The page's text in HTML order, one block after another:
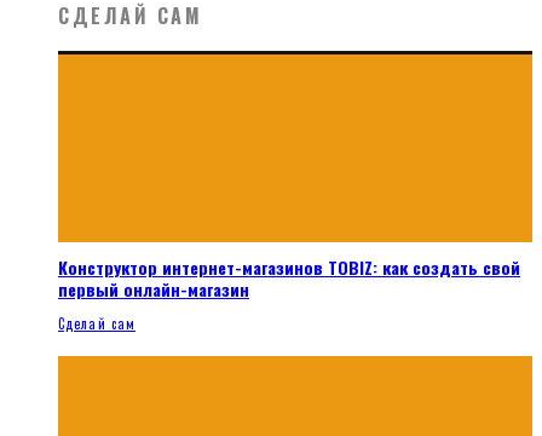
СДЕЛАЙ САМ
Конструктор интернет-магазинов TOBIZ: как создать свой
первый онлайн-магазин
Сделай сам